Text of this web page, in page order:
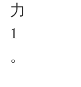
力‌
1
。